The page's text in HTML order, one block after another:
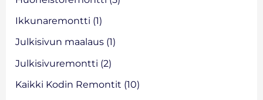
Ikkunaremontti (1)
Julkisivun maalaus (1)
Julkisivuremontti (2)
Kaikki Kodin Remontit (10)